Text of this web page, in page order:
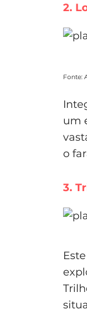
2.
Fonte:
um
o
3.